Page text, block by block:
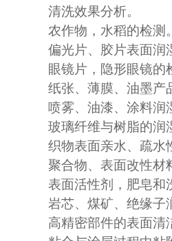
清洗效果分析。
农作物，水稻的检测。
偏光片、胶片表面润
眼镜片，隐形眼镜的
纸张、薄膜、油墨产
喷雾、油漆、涂料润
玻璃纤维与树脂的润
织物表面亲水、疏水
聚合物、表面改性材
表面活性剂，肥皂和
岩芯、煤矿、绝缘子
高精密部件的表面清